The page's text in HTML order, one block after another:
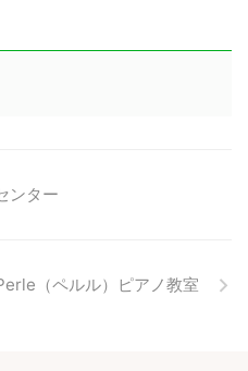
ンター
（ペルル）ピアノ教室